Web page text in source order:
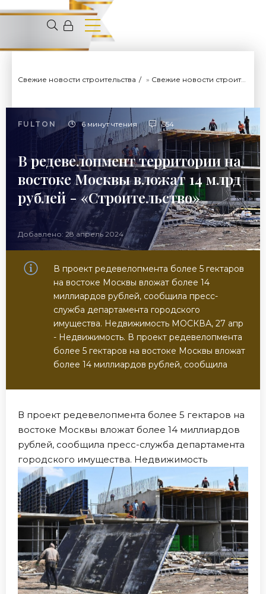
Свежие новости строительства » Свежие новости строительства
FULTON 6 минут чтения 554
В редевелопмент территории на
востоке Москвы вложат 14 млрд
рублей - «Строительство»
Добавлено: 28 апрель 2024
В проект редевелопмента более 5 гектаров
на востоке Москвы вложат более 14
миллиардов рублей, сообщила пресс-
служба департамента городского
имущества. Недвижимость МОСКВА, 27 апр
- Недвижимость. В проект редевелопмента
более 5 гектаров на востоке Москвы вложат
более 14 миллиардов рублей, сообщила
В проект редевелопмента более 5 гектаров на
востоке Москвы вложат более 14 миллиардов
рублей, сообщила пресс-служба департамента
городского имущества. Недвижимость